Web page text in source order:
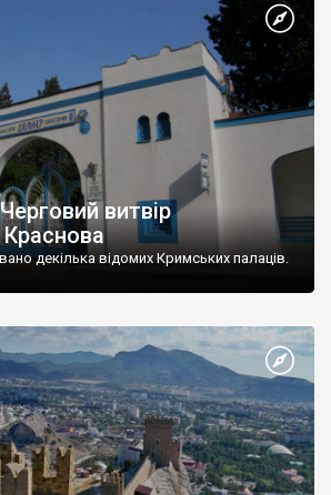
витвір
Краснова
декілька відомих Кримських палаців.